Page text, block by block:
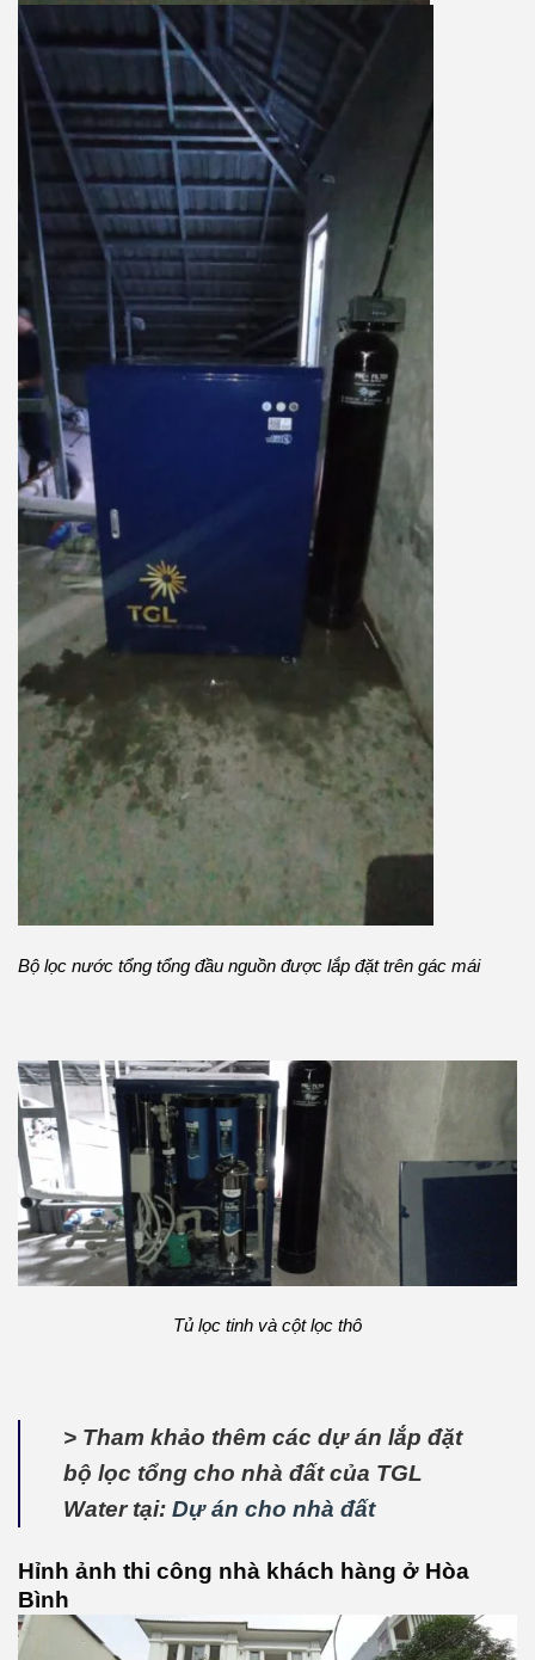
Bộ lọc nước tổng tổng đầu nguồn được lắp đặt trên gác mái
Tủ lọc tinh và cột lọc thô
> Tham khảo thêm các dự án lắp đặt
bộ lọc tổng cho nhà đất của TGL
Water tại: Dự án cho nhà đất
Hỉnh ảnh thi công nhà khách hàng ở Hòa
Bình